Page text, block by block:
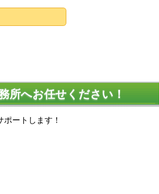
所へお任せください！
ートします！